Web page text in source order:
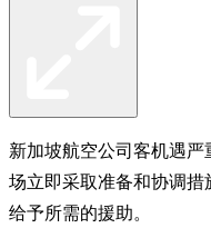
新加坡航空公司客机遇
场立即采取准备和协调
给予所需的援助。